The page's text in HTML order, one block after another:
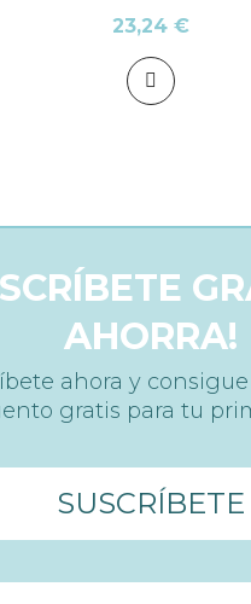
23,24 €
AHORRA!
ahora y consigue
gratis para tu
SUSCRÍBETE